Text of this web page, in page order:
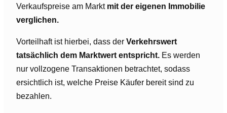
Verkaufspreise am Markt mit der eigenen Immobilie
verglichen.
Vorteilhaft ist hierbei, dass der Verkehrswert
tatsächlich dem Marktwert entspricht. Es werden
nur vollzogene Transaktionen betrachtet, sodass
ersichtlich ist, welche Preise Käufer bereit sind zu
bezahlen.